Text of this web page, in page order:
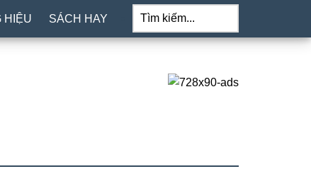
HIỆU SÁCH HAY
Tìm
kiếm...